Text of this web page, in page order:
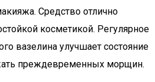
Средство отлично
косметикой. Регулярное
вазелина улучшает состояние
преждевременных морщин.